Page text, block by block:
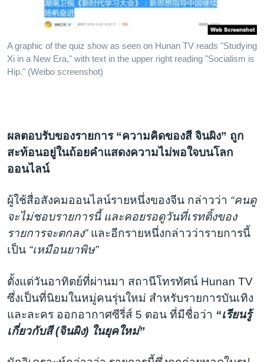
A graphic of the quiz show as seen on Hunan TV reads "Studying
Xi in a New Era," with text in the upper right reading "Socialism is
Hip." (Weibo screenshot)
ผลตอบรับของรายการ “ความคิดของสี จินผิง” ถูก
สะท้อนอยู่ในถ้อยคำแสดงความไม่พอใจบนโลก
ออนไลน์
ผู้ใช้สื่อสังคมออนไลน์รายหนึ่งของจีน กล่าวว่า “คนดู
จะไม่ชอบรายการนี้ และคอยรอดูวันที่เรทติ้งของ
รายการจะตกลง”และอีกรายหนึ่งกล่าวว่ารายการนี้
เป็น “เหมือนยาพิษ”
ตั้งแต่วันอาทิตย์ที่ผ่านมา สถานีโทรทัศน์ Hunan TV
ซึ่งเป็นที่นิยมในหมู่คนรุ่นใหม่ สำหรับรายการบันเทิง
และละคร ออกอากาศซีรี่ส์ 5 ตอน ที่มีชื่อว่า “เรียนรู้
เกี่ยวกับสี (จินผิง) ในยุคใหม่”